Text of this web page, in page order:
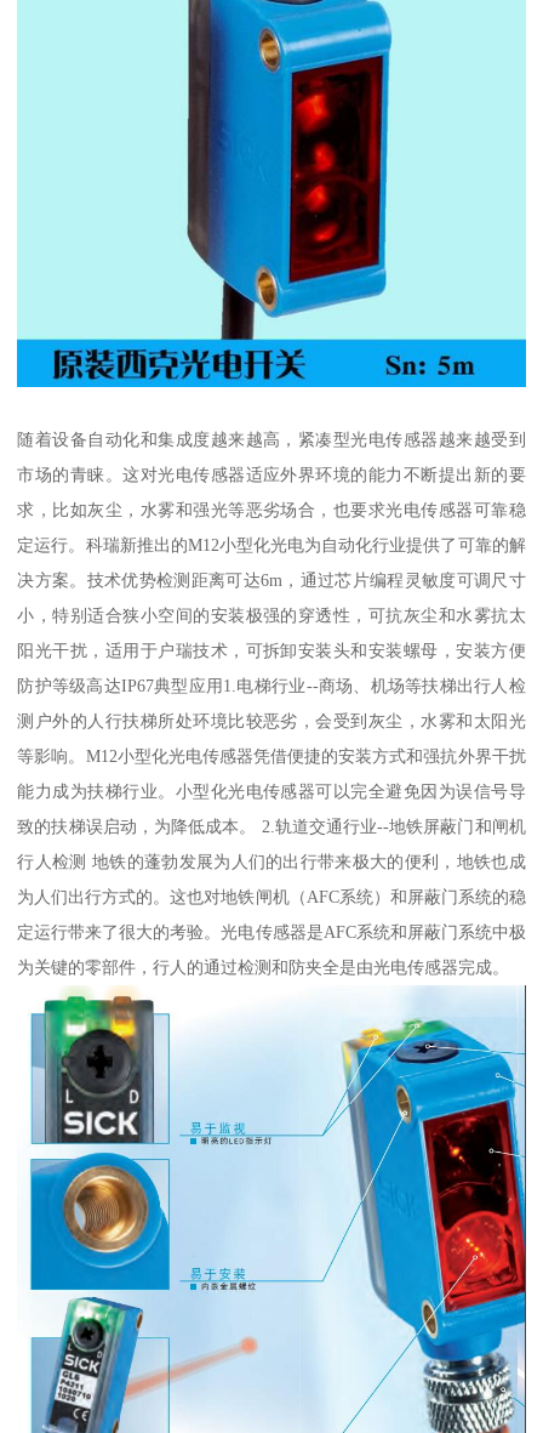
随着设备自动化和集成度越来越高，紧凑型光电传感器越来越受到
市场的青睐。这对光电传感器适应外界环境的能力不断提出新的要
求，比如灰尘，水雾和强光等恶劣场合，也要求光电传感器可靠稳
定运行。科瑞新推出的M12小型化光电为自动化行业提供了可靠的解
决方案。技术优势检测距离可达6m，通过芯片编程灵敏度可调尺寸
小，特别适合狭小空间的安装极强的穿透性，可抗灰尘和水雾抗太
阳光干扰，适用于户瑞技术，可拆卸安装头和安装螺母，安装方便
防护等级高达IP67典型应用1.电梯行业--商场、机场等扶梯出行人检
测户外的人行扶梯所处环境比较恶劣，会受到灰尘，水雾和太阳光
等影响。M12小型化光电传感器凭借便捷的安装方式和强抗外界干扰
能力成为扶梯行业。小型化光电传感器可以完全避免因为误信号导
致的扶梯误启动，为降低成本。 2.轨道交通行业--地铁屏蔽门和闸机
行人检测 地铁的蓬勃发展为人们的出行带来极大的便利，地铁也成
为人们出行方式的。这也对地铁闸机（AFC系统）和屏蔽门系统的稳
定运行带来了很大的考验。光电传感器是AFC系统和屏蔽门系统中极
为关键的零部件，行人的通过检测和防夹全是由光电传感器完成。